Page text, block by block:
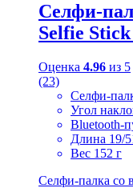
Селфи-
Selfie
Оценка 4.96 из 5
(23)
Селфи-
Угол
Bluetooth-
Длина 19/
Вес 152 г
Селфи-палка со